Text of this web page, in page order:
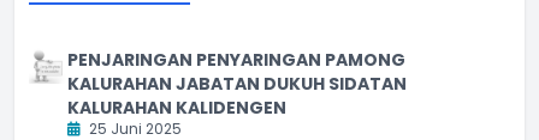
PENJARINGAN PENYARINGAN PAMONG
KALURAHAN JABATAN DUKUH SIDATAN
KALURAHAN KALIDENGEN
25 Juni 2025